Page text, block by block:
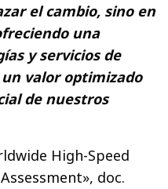
el cambio, sino en
una
y servicios de
valor optimizado
de nuestros
High-Speed
doc.